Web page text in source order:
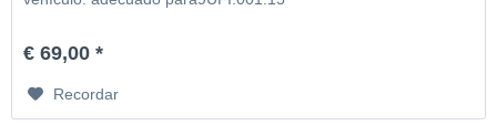
€ 69,00 *
Recordar